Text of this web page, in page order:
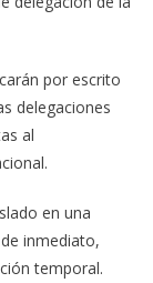
por escrito
delegaciones
al
en una
inmediato,
temporal.